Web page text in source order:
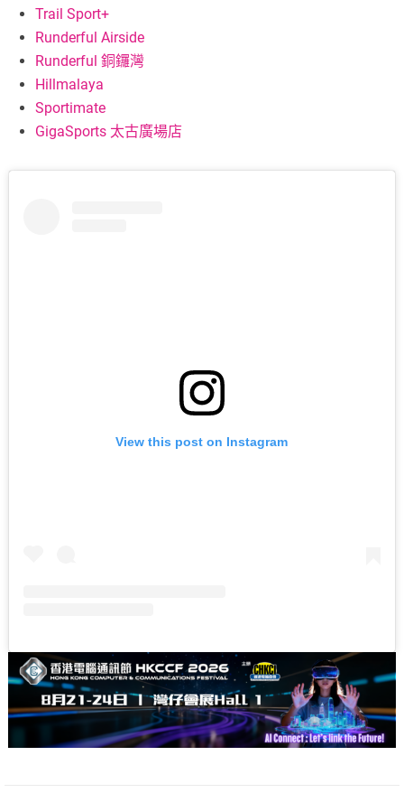
Trail Sport+
Runderful Airside
Runderful 銅鑼灣
Hillmalaya
Sportimate
GigaSports 太古廣場店
View this post on Instagram